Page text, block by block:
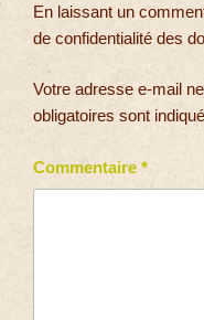
En laissant un
de confidentialité des
Votre adresse e-mail
obligatoires sont
Commentaire *